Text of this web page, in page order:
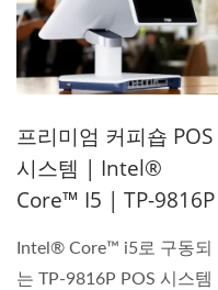
프리미엄 커피숍 POS
시스템 | Intel®
Core™ I5 | TP-9816P
Intel® Core™ i5로 구동되
는 TP-9816P POS 시스템